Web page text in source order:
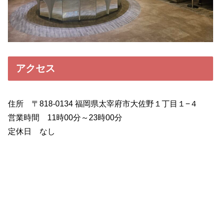
アクセス
住所 〒818-0134 福岡県太宰府市大佐野１丁目１−４
営業時間 11時00分～23時00分
定休日 なし